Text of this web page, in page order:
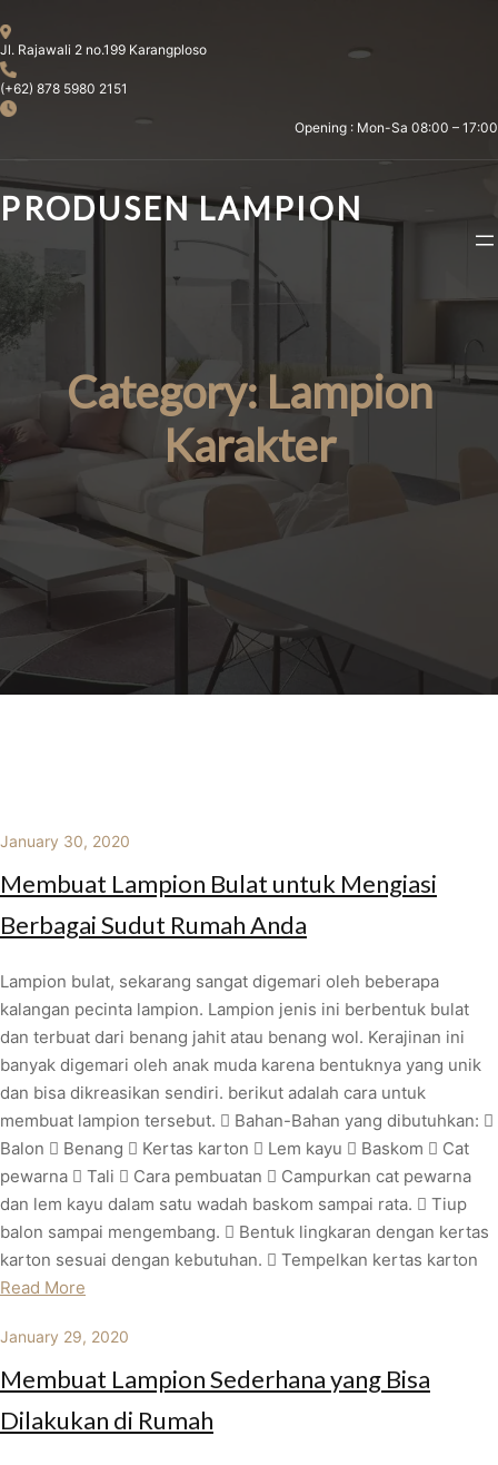
to
content
Jl. Rajawali 2 no.199 Karangploso
(+62) 878 5980 2151
Opening : Mon-Sa 08:00 – 17:00
PRODUSEN LAMPION
Category:Lampion
Karakter
January 30, 2020
Membuat Lampion Bulat untuk Mengiasi
Berbagai Sudut Rumah Anda
Lampion bulat, sekarang sangat digemari oleh beberapa
kalangan pecinta lampion. Lampion jenis ini berbentuk bulat
dan terbuat dari benang jahit atau benang wol. Kerajinan ini
banyak digemari oleh anak muda karena bentuknya yang unik
dan bisa dikreasikan sendiri. berikut adalah cara untuk
membuat lampion tersebut.  Bahan-Bahan yang dibutuhkan: 
Balon  Benang  Kertas karton  Lem kayu  Baskom  Cat
pewarna  Tali  Cara pembuatan  Campurkan cat pewarna
dan lem kayu dalam satu wadah baskom sampai rata.  Tiup
balon sampai mengembang.  Bentuk lingkaran dengan kertas
karton sesuai dengan kebutuhan.  Tempelkan kertas karton
Read More
January 29, 2020
Membuat Lampion Sederhana yang Bisa
Dilakukan di Rumah